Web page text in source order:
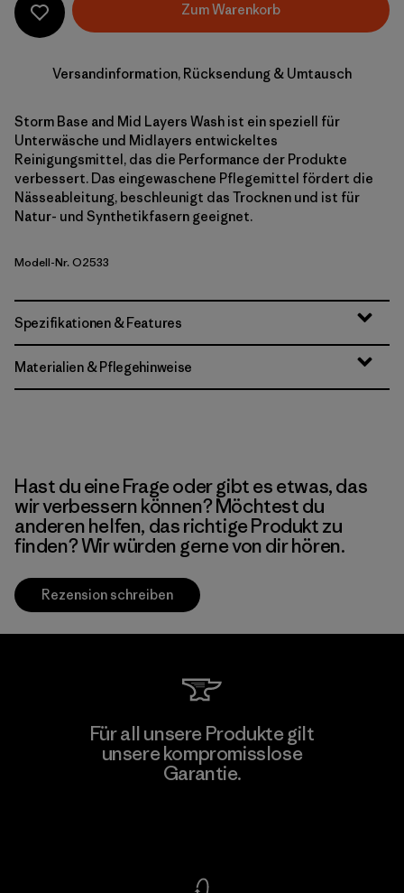
Zum Warenkorb
Versandinformation, Rücksendung & Umtausch
Storm Base and Mid Layers Wash ist ein speziell für
Unterwäsche und Midlayers entwickeltes
Reinigungsmittel, das die Performance der Produkte
verbessert. Das eingewaschene Pflegemittel fördert die
Nässeableitung, beschleunigt das Trocknen und ist für
Natur- und Synthetikfasern geeignet.
Modell-Nr. O2533
Spezifikationen & Features
Materialien & Pflegehinweise
Hast du eine Frage oder gibt es etwas, das
wir verbessern können? Möchtest du
anderen helfen, das richtige Produkt zu
finden? Wir würden gerne von dir hören.
Rezension schreiben
Für all unsere Produkte gilt
unsere kompromisslose
Garantie.